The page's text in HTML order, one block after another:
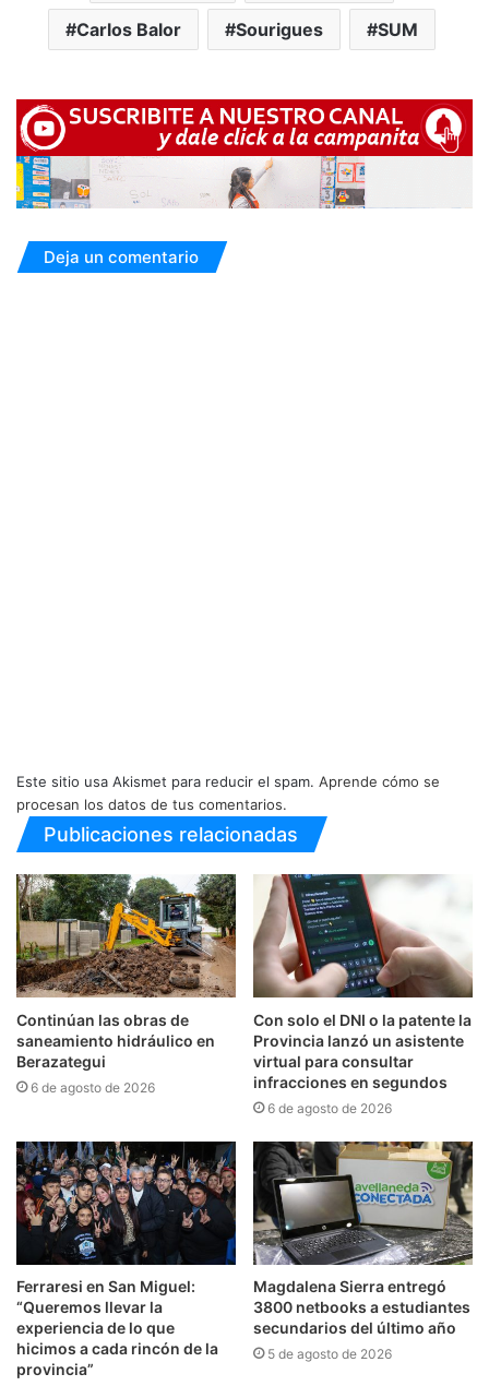
Carlos Balor Sourigues SUM
Deja un comentario
Este sitio usa Akismet para reducir el spam. Aprende cómo se
procesan los datos de tus comentarios.
Publicaciones relacionadas
Continúan las obras de
saneamiento hidráulico en
Berazategui
6 de agosto de 2026
Con solo el DNI o la patente la
Provincia lanzó un asistente
virtual para consultar
infracciones en segundos
6 de agosto de 2026
Ferraresi en San Miguel:
“Queremos llevar la
experiencia de lo que
hicimos a cada rincón de la
provincia”
Magdalena Sierra entregó
3800 netbooks a estudiantes
secundarios del último año
5 de agosto de 2026